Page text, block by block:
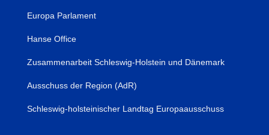
Europa Parlament
Hanse Office
Zusammenarbeit Schleswig-Holstein und Dänemark
Ausschuss der Region (AdR)
Schleswig-holsteinischer Landtag Europaausschuss